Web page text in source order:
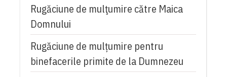
Rugăciune de mulţumire către Maica
Domnului
Rugăciune de mulțumire pentru
binefacerile primite de la Dumnezeu